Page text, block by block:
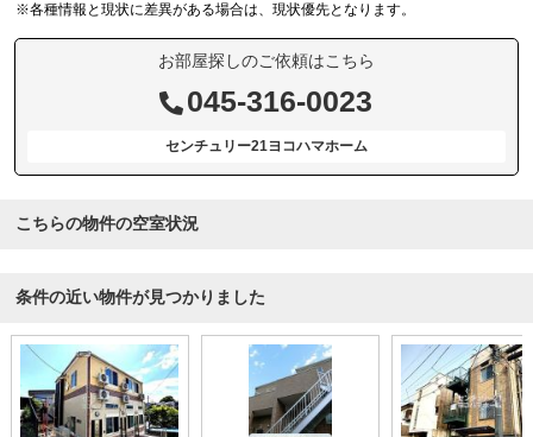
※各種情報と現状に差異がある場合は、現状優先となります。
お部屋探しのご依頼はこちら
045-316-0023
センチュリー21ヨコハマホーム
こちらの物件の空室状況
条件の近い物件が見つかりました